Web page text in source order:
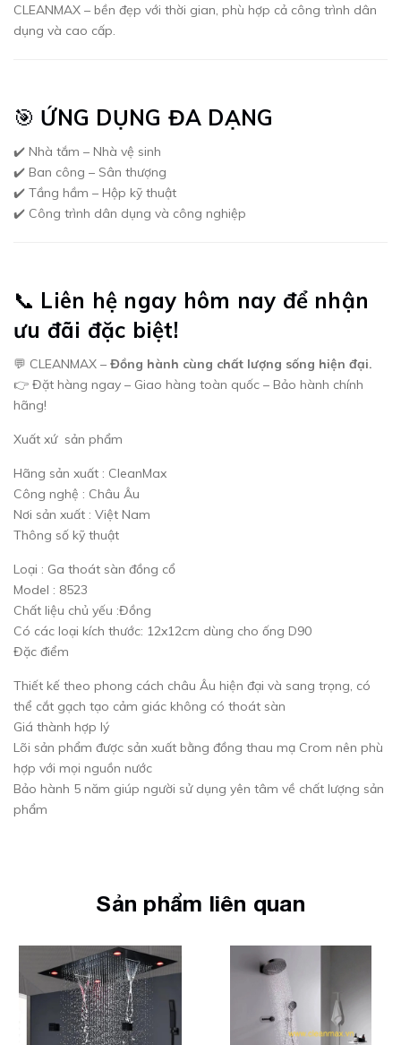
CLEANMAX – bền đẹp với thời gian, phù hợp cả công trình dân
dụng và cao cấp.
🎯 ỨNG DỤNG ĐA DẠNG
✔️ Nhà tắm – Nhà vệ sinh
✔️ Ban công – Sân thượng
✔️ Tầng hầm – Hộp kỹ thuật
✔️ Công trình dân dụng và công nghiệp
📞 Liên hệ ngay hôm nay để nhận
ưu đãi đặc biệt!
💬 CLEANMAX – Đồng hành cùng chất lượng sống hiện đại.
👉 Đặt hàng ngay – Giao hàng toàn quốc – Bảo hành chính
hãng!
Xuất xứ sản phẩm
Hãng sản xuất : CleanMax
Công nghệ : Châu Âu
Nơi sản xuất : Việt Nam
Thông số kỹ thuật
Loại : Ga thoát sàn đồng cổ
Model : 8523
Chất liệu chủ yếu :Đồng
Có các loại kích thước: 12x12cm dùng cho ống D90
Đặc điểm
Thiết kế theo phong cách châu Âu hiện đại và sang trọng, có
thể cắt gạch tạo cảm giác không có thoát sàn
Giá thành hợp lý
Lõi sản phẩm được sản xuất bằng đồng thau mạ Crom nên phù
hợp với mọi nguồn nước
Bảo hành 5 năm giúp người sử dụng yên tâm về chất lượng sản
phẩm
Sản phẩm liên quan